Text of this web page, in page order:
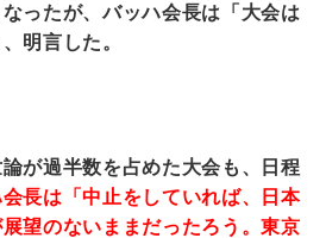
ったが、バッハ会長は「大会は
明言した。
が過半数を占めた大会も、日程
長は「中止をしていれば、日本
望のないままだったろう。東京